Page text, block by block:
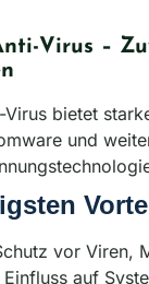
Virus –
bietet
und
vor Viren,
auf